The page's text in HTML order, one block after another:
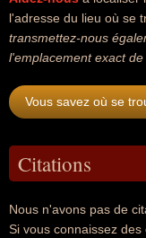
l'adresse du lieu où se
transmettez-nous
l'emplacement exact
Vous savez où se
Citations
Nous n'avons pas de
Si vous connaissez